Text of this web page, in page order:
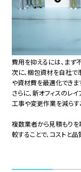
費用を抑えるには、まず
次に、梱包資材を自社で
や資材費を最適化できま
さらに、新オフィスのレ
工事や変更作業を減らす
複数業者から見積もり
較することで、コストと